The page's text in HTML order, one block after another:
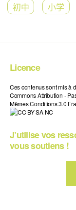
初中 小学
Licence
Ces contenus sont mis à
Commons Attribution -
Mêmes Conditions 3.0
J’utilise vos
vous soutiens !